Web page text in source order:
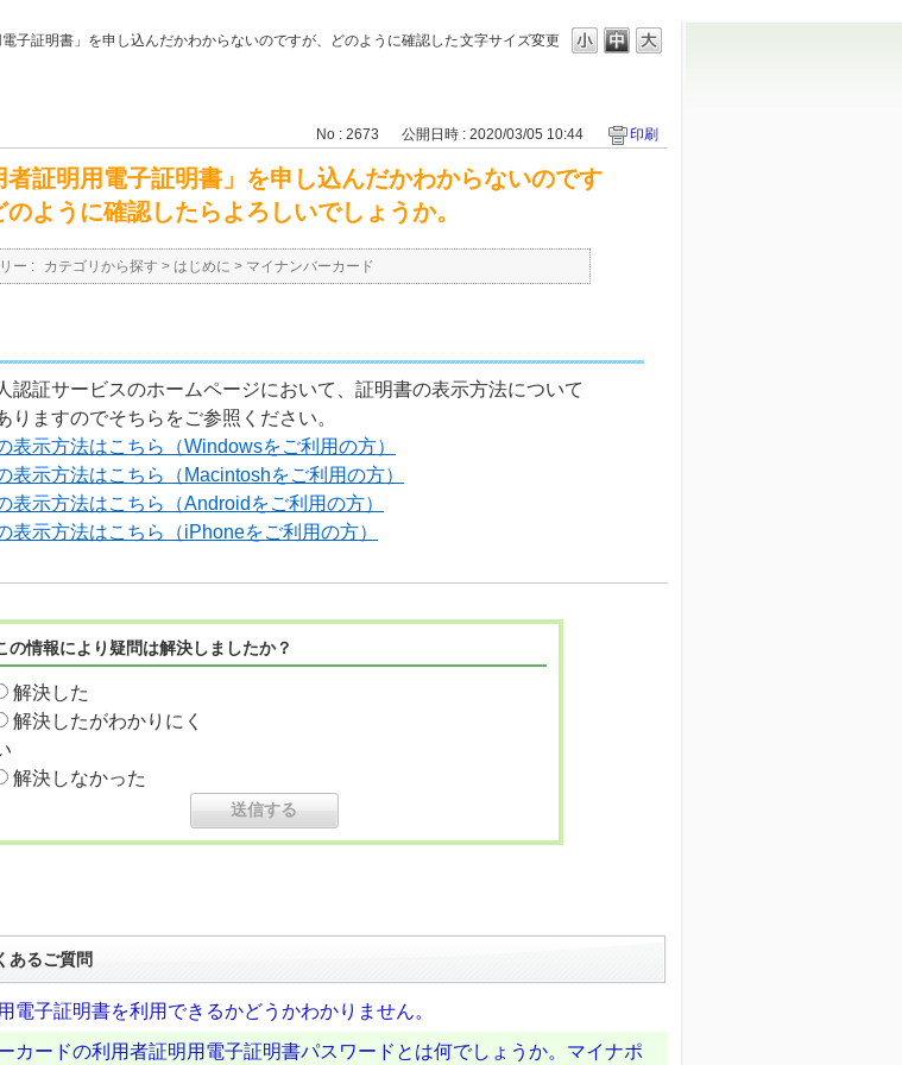
文字サイズ変更
電子証明書」を申し込んだかわからないのですが、どのように確認した
No : 2673 公開日時 : 2020/03/05 10:44 印刷
者証明用電子証明書」を申し込んだかわからないのです
のように確認したらよろしいでしょうか。
ー : カテゴリから探す > はじめに > マイナンバーカード
認証サービスのホームページにおいて、証明書の表示方法について
りますのでそちらをご参照ください。
表示方法はこちら（Windowsをご利用の方）
表示方法はこちら（Macintoshをご利用の方）
表示方法はこちら（Androidをご利用の方）
表示方法はこちら（iPhoneをご利用の方）
の情報により疑問は解決しましたか？
解決した
解決したがわかりにく
解決しなかった
あるご質問
電子証明書を利用できるかどうかわかりません。
カードの利用者証明用電子証明書パスワードとは何でしょうか。マイナポ